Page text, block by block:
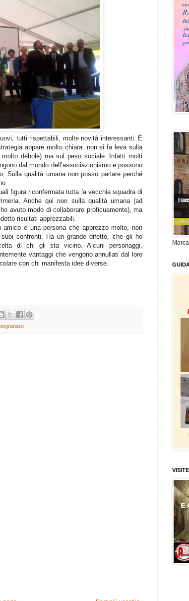
tutti rispettabili, molte novità interessanti. È
appare molto chiara: non si fa leva sulla
debole) ma sul peso sociale. Infatti molti
dal mondo dell’associazionismo e possono
Sulla qualità umana non posso parlare perché
figura riconfermata tutta la vecchia squadra di
Anche qui non sulla qualità umana (ad
avuto modo di collaborare proficuamente), ma
risultati apprezzabili.
amico e una persona che apprezzo molto, non
confronti. Ha un grande difetto, che gli ho
di chi gli sta vicino. Alcuni personaggi,
vantaggi che vengono annullati dal loro
con chi manifesta idee diverse.
Marca
VISITE